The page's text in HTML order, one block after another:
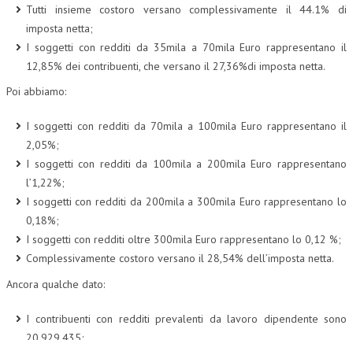
Tutti insieme costoro versano complessivamente il 44.1% di
imposta netta;
I soggetti con redditi da 35mila a 70mila Euro rappresentano il
12,85% dei contribuenti, che versano il 27,36%di imposta netta.
Poi abbiamo:
I soggetti con redditi da 70mila a 100mila Euro rappresentano il
2,05%;
I soggetti con redditi da 100mila a 200mila Euro rappresentano
l’1,22%;
I soggetti con redditi da 200mila a 300mila Euro rappresentano lo
0,18%;
I soggetti con redditi oltre 300mila Euro rappresentano lo 0,12 %;
Complessivamente costoro versano il 28,54% dell’imposta netta.
Ancora qualche dato:
I contribuenti con redditi prevalenti da lavoro dipendente sono